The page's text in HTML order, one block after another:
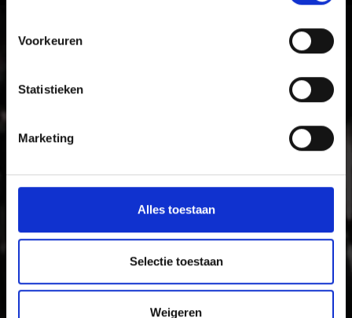
Voorkeuren
Statistieken
Marketing
Alles toestaan
Selectie toestaan
Weigeren
Met zijn kastelen, middeleeuwse klooster- en
stadsmuren en levendige tradities is het zonnige
tijdens hun vakantie plezier en cultuur zoeken.